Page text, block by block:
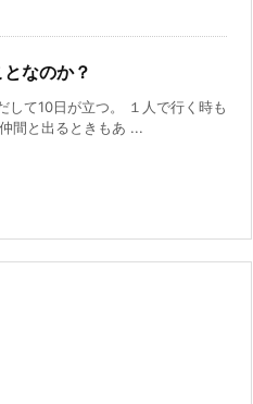
なのか？
して10日が立つ。 １人で行く時も
間と出るときもあ ...